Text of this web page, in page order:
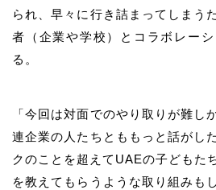
られ、早々に行き詰まってしまう
者（企業や学校）とコラボレー
る。
「今回は対面でのやり取りが難し
連企業の人たちとももっと話がし
クのことを超えてUAEの子どもた
を教えてもらうような取り組みも